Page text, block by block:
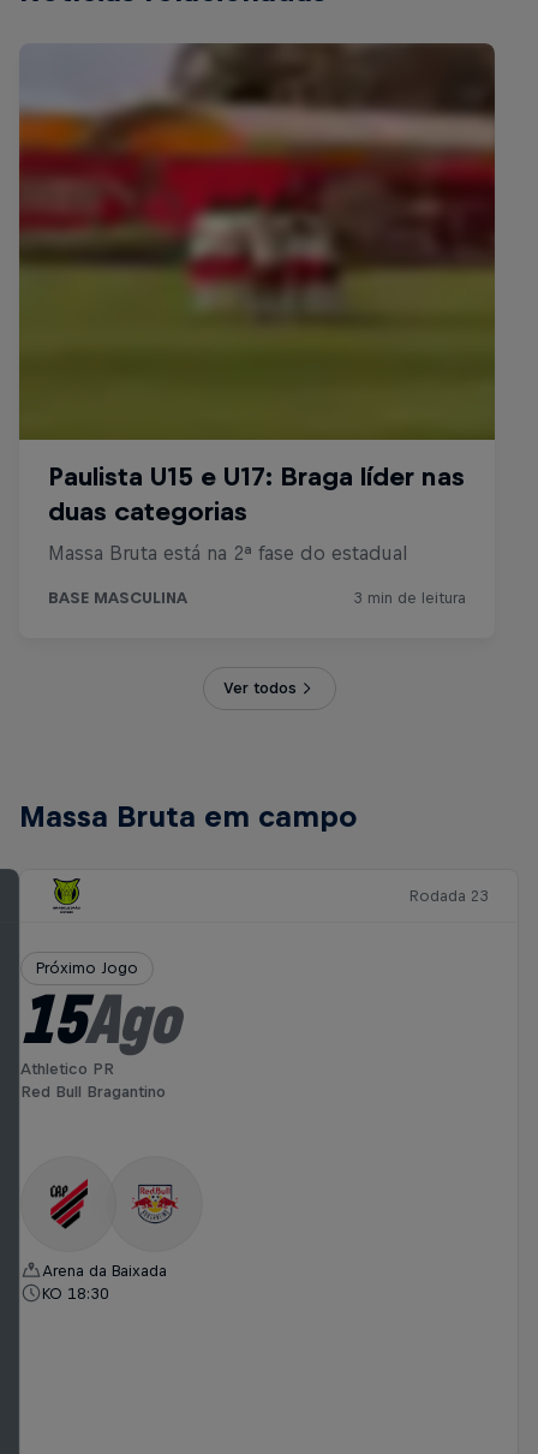
Ver todos
Massa Bruta em campo
Rodada 23
Próximo Jogo
15Ago
Athletico PR
Red Bull Bragantino
Arena da Baixada
KO 18:30